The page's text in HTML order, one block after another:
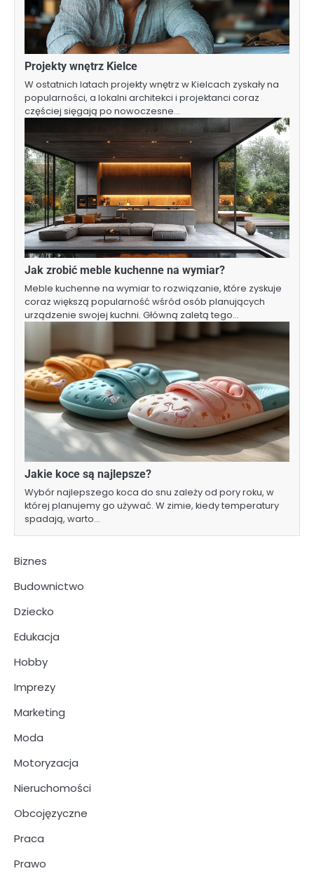
Projekty wnętrz Kielce
W ostatnich latach projekty wnętrz w Kielcach zyskały na
popularności, a lokalni architekci i projektanci coraz
częściej sięgają po nowoczesne…
Jak zrobić meble kuchenne na wymiar?
Meble kuchenne na wymiar to rozwiązanie, które zyskuje
coraz większą popularność wśród osób planujących
urządzenie swojej kuchni. Główną zaletą tego…
Jakie koce są najlepsze?
Wybór najlepszego koca do snu zależy od pory roku, w
której planujemy go używać. W zimie, kiedy temperatury
spadają, warto…
Biznes
Budownictwo
Dziecko
Edukacja
Hobby
Imprezy
Marketing
Moda
Motoryzacja
Nieruchomości
Obcojęzyczne
Praca
Prawo